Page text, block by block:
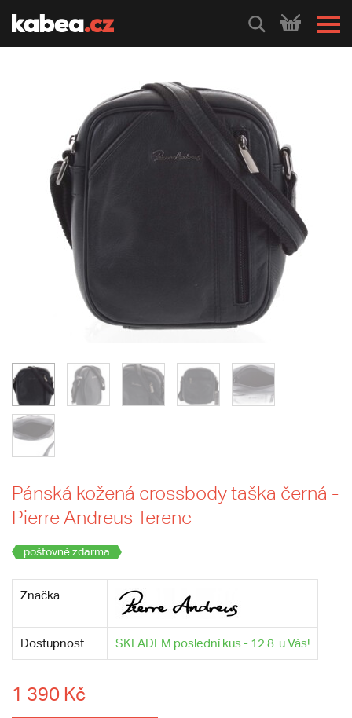
HLEDEJ
Pánská kožená crossbody taška černá -
Pierre Andreus Terenc
poštovné zdarma
Značka
Dostupnost SKLADEM poslední kus - 12.8. u Vás!
1 390 Kč